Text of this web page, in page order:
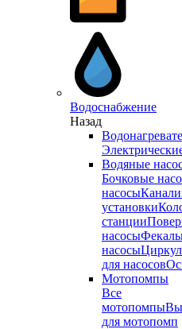
Водоснабжение
Назад
Водяные
Бочковые
насосы
установки
станции
насосы
насосы
для насосов
Мотопомпы
Все
мотопомпы
для мотопомп